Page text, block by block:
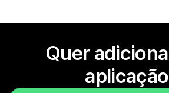
Quer